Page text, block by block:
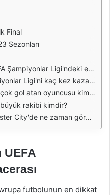
Final
Sezonları
Ligi'ndeki en iyi derecesi nedir?
Ligi'ni kaç kez kazandı?
gol atan oyuncusu kimdir?
rakibi kimdir?
ne zaman göreve başladı?
UEFA
futbolunun en dikkat